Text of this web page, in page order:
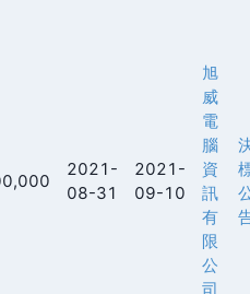
2021-
08-31
2021-
09-10
旭
威
電
腦
資
訊
有
限
公
司